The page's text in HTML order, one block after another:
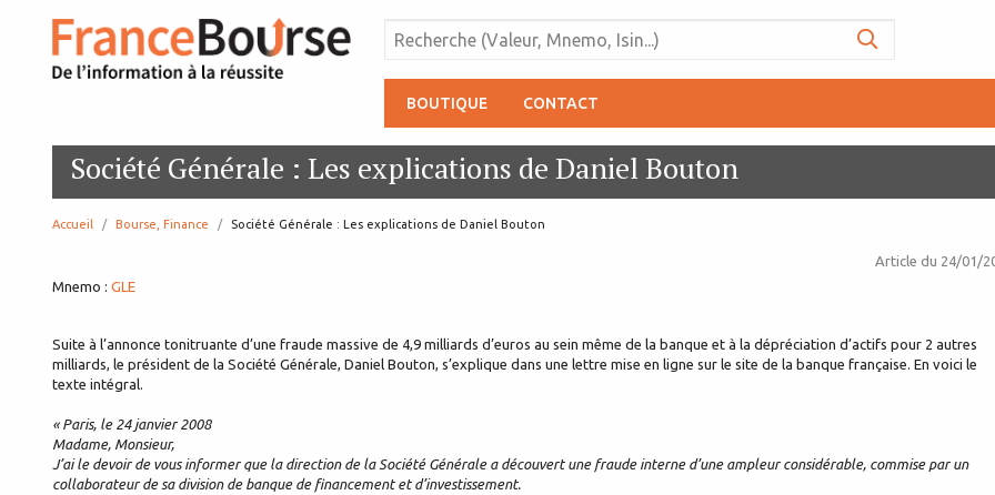
BOUTIQUE CONTACT
Société Générale : Les explications de Daniel Bouton
Accueil Bourse, Finance page:
Société Générale : Les explications de Daniel Bouton
Article du 24/01/
Mnemo : GLE
Suite à l’annonce tonitruante d’une fraude massive de 4,9 milliards d’euros au sein même de la banque et à la dépréciation d’actifs pour 2 autres
milliards, le président de la Société Générale, Daniel Bouton, s’explique dans une lettre mise en ligne sur le site de la banque française. En voici le
texte intégral.
« Paris, le 24 janvier 2008
Madame, Monsieur,
J’ai le devoir de vous informer que la direction de la Société Générale a découvert une fraude interne d’une ampleur considérable, commise par un
collaborateur de sa division de banque de financement et d’investissement.